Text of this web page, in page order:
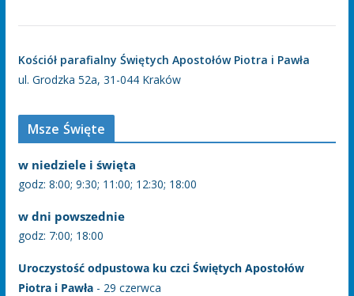
Kościół parafialny Świętych Apostołów Piotra i Pawła
ul. Grodzka 52a, 31-044 Kraków
Msze Święte
w niedziele i święta
godz: 8:00; 9:30; 11:00; 12:30; 18:00
w dni powszednie
godz: 7:00; 18:00
Uroczystość odpustowa ku czci Świętych Apostołów
Piotra i Pawła- 29 czerwca